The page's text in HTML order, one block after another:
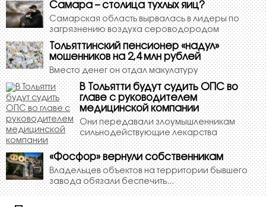
Самара – столица тухлых яиц?
Самарская область вырвалась в лидеры по
загрязнению воздуха сероводородом
Тольяттинский пенсионер «надул»
мошенников на 2,4 млн рублей
Вместо денег он отдал макулатуру
В Тольятти будут судить ОПС во
главе с руководителем
медицинской компании
Они передавали злоумышленникам
сильнодействующие лекарства
«Фосфор» вернули собственникам
Владельцев объектов на территории бывшего
завода обязали беспечить...